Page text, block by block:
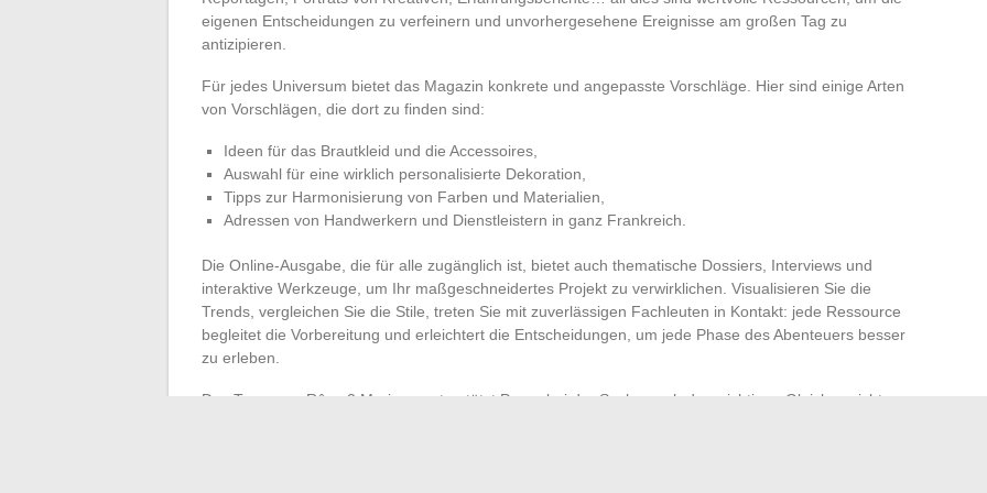
eigenen Entscheidungen zu verfeinern und unvorhergesehene Ereignisse am großen Tag zu
antizipieren.
Für jedes Universum bietet das Magazin konkrete und angepasste Vorschläge. Hier sind einige Arten
von Vorschlägen, die dort zu finden sind:
Ideen für das Brautkleid und die Accessoires,
Auswahl für eine wirklich personalisierte Dekoration,
Tipps zur Harmonisierung von Farben und Materialien,
Adressen von Handwerkern und Dienstleistern in ganz Frankreich.
Die Online-Ausgabe, die für alle zugänglich ist, bietet auch thematische Dossiers, Interviews und
interaktive Werkzeuge, um Ihr maßgeschneidertes Projekt zu verwirklichen. Visualisieren Sie die
Trends, vergleichen Sie die Stile, treten Sie mit zuverlässigen Fachleuten in Kontakt: jede Ressource
begleitet die Vorbereitung und erleichtert die Entscheidungen, um jede Phase des Abenteuers besser
zu erleben.
Das Team von Rêve 2 Mariage unterstützt Paare bei der Suche nach dem richtigen Gleichgewicht